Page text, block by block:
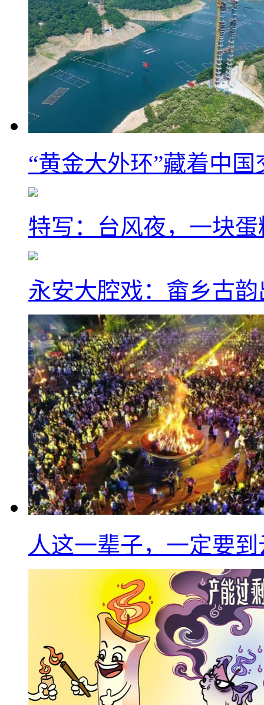
“黄金大外环”藏着中
特写：台风夜，一块
永安大腔戏：畲乡古
人这一辈子，一定要